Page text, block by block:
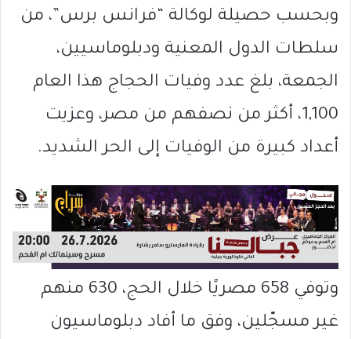
وبحسب حصيلة لوكالة “فرانس برس”، من
سلطات الدول المعنية ودبلوماسيين،
الجمعة، بلغ عدد وفيات الحجاج هذا العام
1,100، أكثر من نصفهم من مصر، وعزيت
أعداد كبيرة من الوفيات إلى الحر الشديد.
وتوفي 658 مصريًا خلال الحج، 630 منهم
غير مسجّلين، وفق ما أفاد دبلوماسيون